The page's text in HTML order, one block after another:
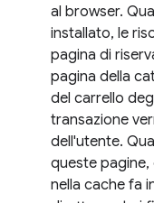
al browser.
installato, le
pagina di
pagina della
del carrello
transazione
dell'utente.
queste
nella cache fa